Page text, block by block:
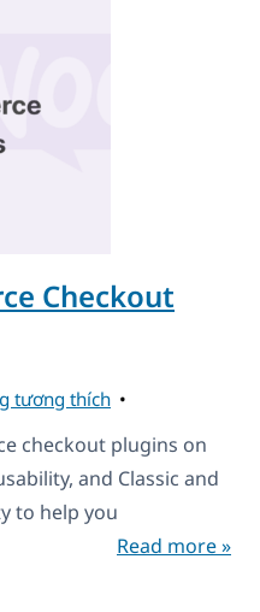
Checkout
tương thích
checkout plugins on
and Classic and
to help you
Read more »